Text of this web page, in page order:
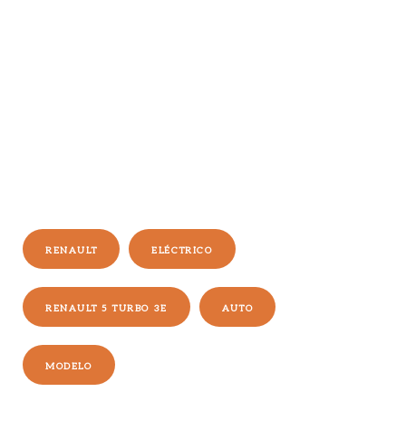
RENAULT ELÉCTRICO
RENAULT 5 TURBO 3E AUTO
MODELO